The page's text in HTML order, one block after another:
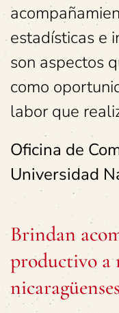
estadísticas e
son aspectos
como
labor que
Oficina de
Universidad
Brindan
productivo a
nicaragüenses